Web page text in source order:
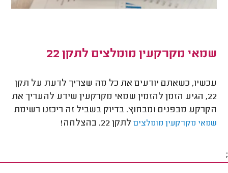
שמאי מקרקעין מומלצים לתקן 22
עכשיו, כשאתם יודעים את כל מה שצריך לדעת על תקן
22, הגיע הזמן להזמין שמאי מקרקעין שידע להעריך את
הקרקע מבפנים ומבחוץ. בדיוק בשביל זה ריכזנו רשימת
שמאי מקרקעין מומלצים לתקן 22. בהצלחה!
;